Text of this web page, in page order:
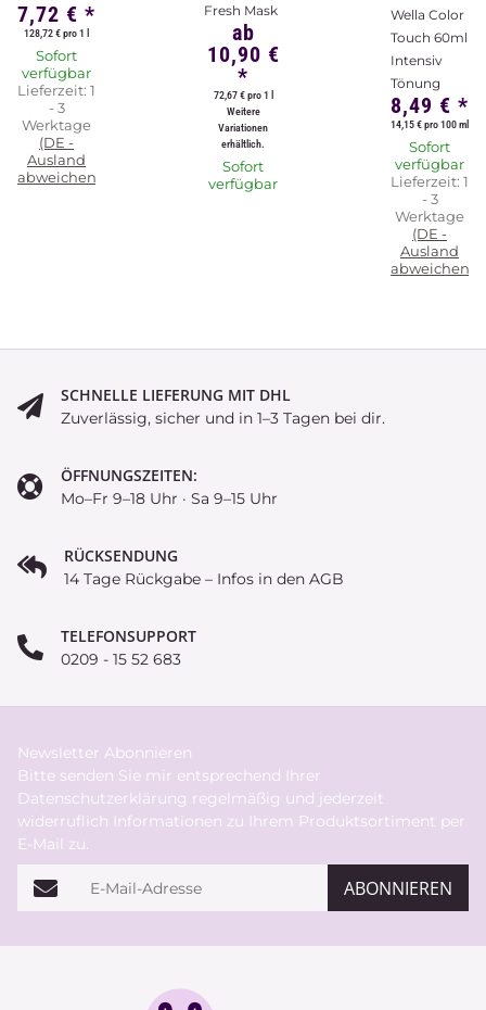
7,72 € *
128,72 € pro 1 l
Sofort
verfügbar
Lieferzeit: 1
- 3
Werktage
(DE -
Ausland
abweichend)
Fresh Mask
ab
10,90 €
*
72,67 € pro 1 l
Weitere
Variationen
erhältlich.
Sofort
verfügbar
Wella Color
Touch 60ml
Intensiv
Tönung
8,49 € *
14,15 € pro 100 ml
Sofort
verfügbar
Lieferzeit: 1
- 3
Werktage
(DE -
Ausland
abweichend)
SCHNELLE LIEFERUNG MIT DHL
Zuverlässig, sicher und in 1–3 Tagen bei dir.
ÖFFNUNGSZEITEN:
Mo–Fr 9–18 Uhr · Sa 9–15 Uhr
RÜCKSENDUNG
14 Tage Rückgabe – Infos in den AGB
TELEFONSUPPORT
0209 - 15 52 683
Newsletter Abonnieren
Bitte senden Sie mir entsprechend Ihrer
Datenschutzerklärung regelmäßig und jederzeit
widerruflich Informationen zu Ihrem Produktsortiment per
E-Mail zu.
E-Mail-Adresse ABONNIEREN